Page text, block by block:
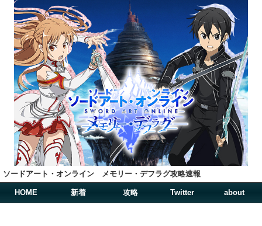
ソードアート・オンライン メモリー・デフラグ攻略速報
HOME 新着 攻略 Twitter about